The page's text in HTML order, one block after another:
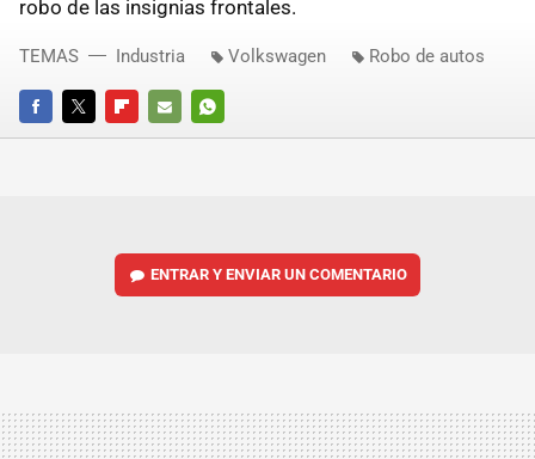
robo de las insignias frontales.
FACEBOOKTWITTERFLIPBOARD
E-
WHATSAPP
TEMAS Industria Volkswagen Robo de autos
ENTRAR Y ENVIAR UN COMENTARIO